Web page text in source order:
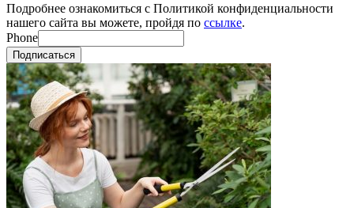
Подробнее ознакомиться с Политикой конфиденциальности
нашего сайта вы можете, пройдя по ссылке.
Phone
Подписаться